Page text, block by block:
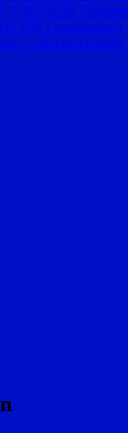
Collections
Sök i samlingarna
Collectiedatabase